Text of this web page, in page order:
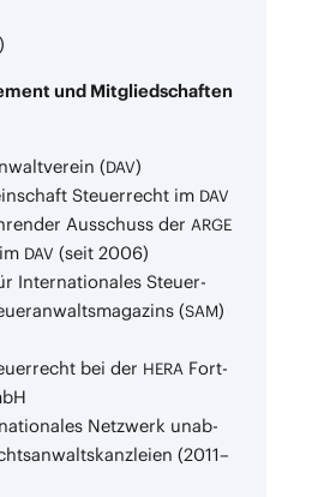
und Mit­glied­schaf­ten
(DAV)
Steu­er­recht im DAV
Aus­schuss der ARGE
DAV (seit 2006)
Inter­na­tio­na­les Steu­er­
(SAM)
bei der HERA Fort­
Netz­werk unab­
(2011–